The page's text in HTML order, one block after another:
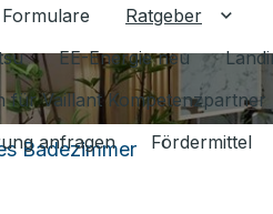
Ratgeber
EE-Energie neu
für Vaillant Kompetenzpartner
anfragen
Fördermittel
Badezimmer